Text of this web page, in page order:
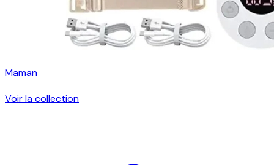
Maman
Voir la collection